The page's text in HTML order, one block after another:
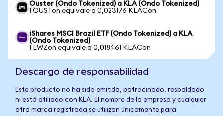
Ouster (Ondo Tokenized) a KLA (Ondo Tokenized)
1 OUSTon equivale a 0,023176 KLACon
iShares MSCI Brazil ETF (Ondo Tokenized) a KLA
(Ondo Tokenized)
1 EWZon equivale a 0,018461 KLACon
Descargo de responsabilidad
Este producto no ha sido emitido, patrocinado, respaldado
ni está afiliado con KLA. El nombre de la empresa y cualquier
otra marca registrada se utilizan únicamente para